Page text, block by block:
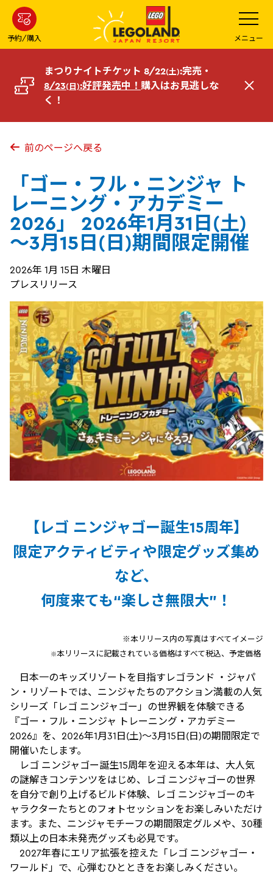
ン
コ
へ
予約/購入
メ
ニ
ュ
ー
を
開
メニュー
まつりナイトチケット 8/22(土):完売・
8/23(日):好評発売中！ 購入はお見逃しな
く！
閉
前のページへ戻る
「ゴー・フル・ニンジャ ト
レーニング・アカデミー
2026」 2026年1月31日(土)
～3月15日(日)期間限定開催
2026年 1月 15日 木曜日
プレスリリース
【レゴ ニンジャゴー誕生15周年】
限定アクティビティや限定グッズ集め
など、
何度来ても“楽しさ無限大”！
※本リリース内の写真はすべてイメージ
※本リリースに記載されている価格はすべて税込、予定価格
日本一のキッズリゾートを目指すレゴランド ・ジャパ
ン・リゾートでは、ニンジャたちのアクション満載の人気
シリーズ「レゴ ニンジャゴー」の世界観を体験できる
『ゴー・フル・ニンジャ トレーニング・アカデミー
2026』を、2026年1月31日(土)～3月15日(日)の期間限定で
開催いたします。
レゴ ニンジャゴー誕生15周年を迎える本年は、大人気
の謎解きコンテンツをはじめ、レゴ ニンジャゴーの世界
を自分で創り上げるビルド体験、レゴ ニンジャゴーのキ
ャラクターたちとのフォトセッションをお楽しみいただけ
ます。また、ニンジャモチーフの期間限定グルメや、30種
類以上の日本未発売グッズも必見です。
2027年春にエリア拡張を控えた「レゴ ニンジャゴー・
ワールド」で、心弾むひとときをお楽しみください。